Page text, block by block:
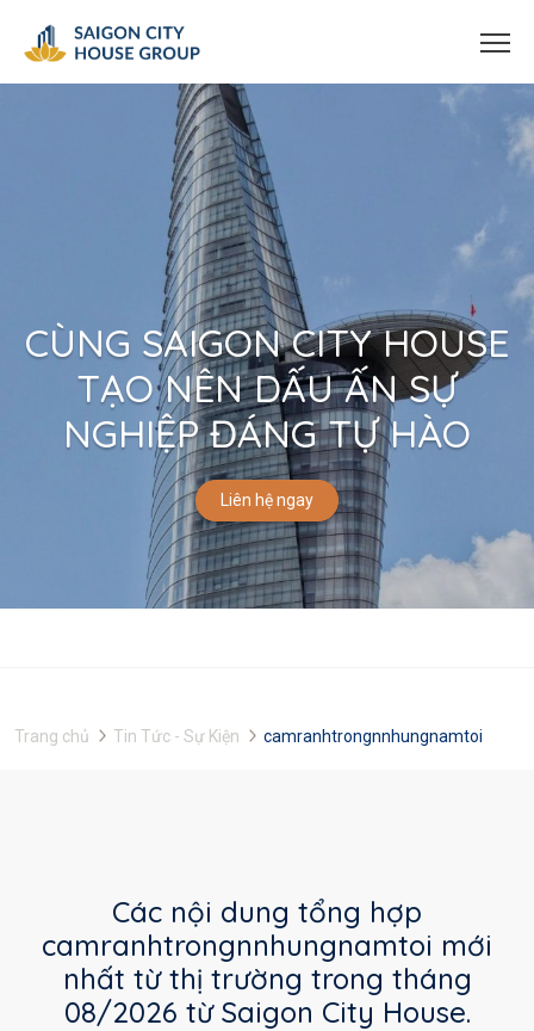
CÙNG SAIGON CITY HOUSE
TẠO NÊN DẤU ẤN SỰ
NGHIỆP ĐÁNG TỰ HÀO
Liên hệ ngay
Trang chủ Tin Tức - Sự Kiện camranhtrongnnhungnamtoi
Các nội dung tổng hợp
camranhtrongnnhungnamtoi mới
nhất từ thị trường trong tháng
08/2026 từ Saigon City House.